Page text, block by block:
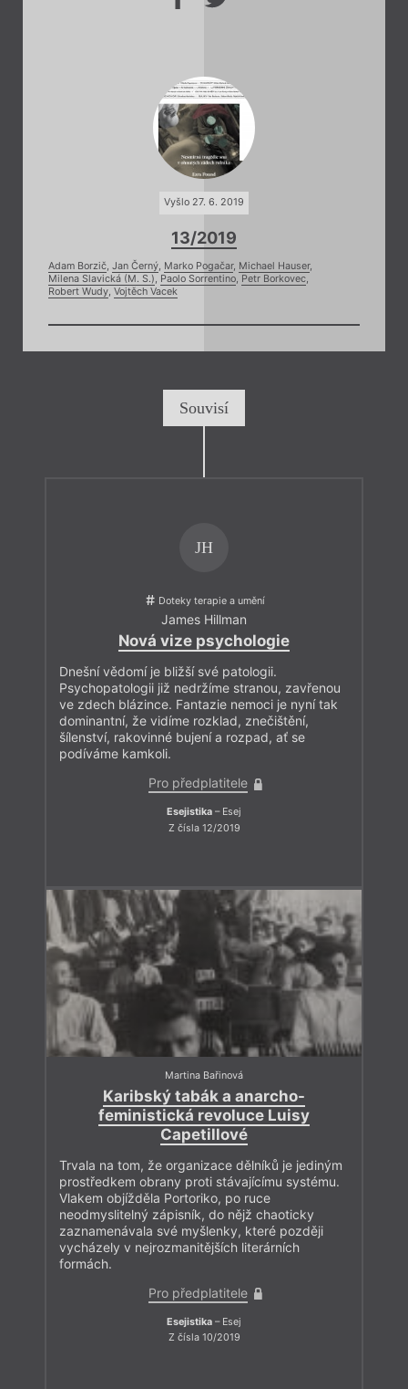
Vyšlo 27. 6. 2019
13/2019
Adam Borzič, Jan Černý, Marko Pogačar, Michael Hauser,
Milena Slavická (M. S.), Paolo Sorrentino, Petr Borkovec,
Robert Wudy, Vojtěch Vacek
Souvisí
JH
Doteky terapie a umění
James Hillman
Nová vize psychologie
Dnešní vědomí je bližší své patologii.
Psychopatologii již nedržíme stranou, zavřenou
ve zdech blázince. Fantazie nemoci je nyní tak
dominantní, že vidíme rozklad, znečištění,
šílenství, rakovinné bujení a rozpad, ať se
podíváme kamkoli.
Pro předplatitele
Esejistika – Esej
Z čísla 12/2019
Martina Bařinová
Karibský tabák a anarcho-
feministická revoluce Luisy
Capetillové
Trvala na tom, že organizace dělníků je jediným
prostředkem obrany proti stávajícímu systému.
Vlakem objížděla Portoriko, po ruce
neodmyslitelný zápisník, do nějž chaoticky
zaznamenávala své myšlenky, které později
vycházely v nejrozmanitějších literárních
formách.
Pro předplatitele
Esejistika – Esej
Z čísla 10/2019